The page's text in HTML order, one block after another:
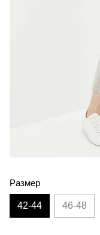
Размер
42-44 46-48